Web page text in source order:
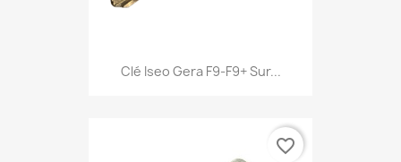
Clé Iseo Gera F9-F9+ Sur...
favorite_border